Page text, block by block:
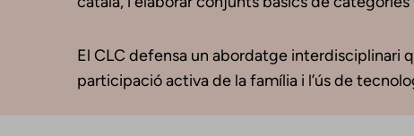
El CLC defensa un abordatge interdisciplinari
participació activa de la família i l’ús de